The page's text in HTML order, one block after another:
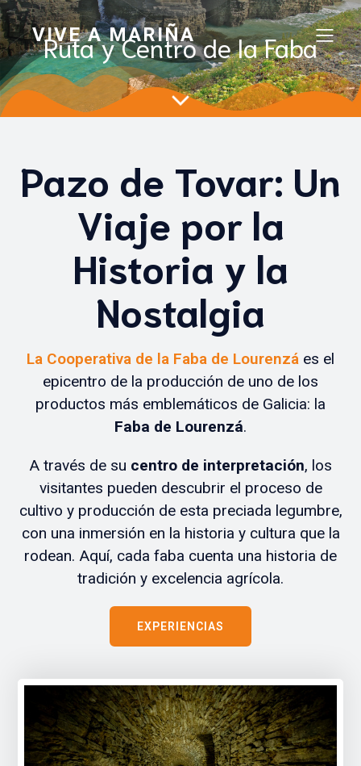
VIVE A MARIÑA
Ruta y Centro de la Faba
Pazo de Tovar: Un
Viaje por la
Historia y la
Nostalgia
La Cooperativa de la Faba de Lourenzá es el
epicentro de la producción de uno de los
productos más emblemáticos de Galicia: la
Faba de Lourenzá.
A través de su centro de interpretación, los
visitantes pueden descubrir el proceso de
cultivo y producción de esta preciada legumbre,
con una inmersión en la historia y cultura que la
rodean. Aquí, cada faba cuenta una historia de
tradición y excelencia agrícola.
EXPERIENCIAS